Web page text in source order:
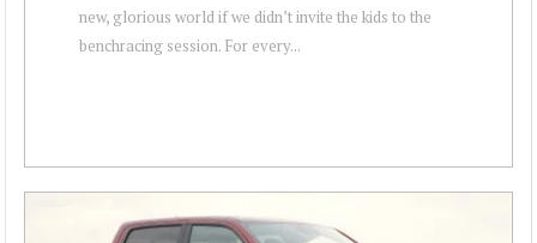
new, glorious world if we didn’t invite the kids to the
benchracing session. For every...